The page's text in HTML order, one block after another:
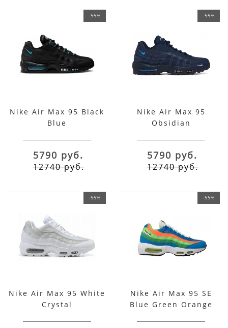
-55%
Nike Air Max 95 Black
Blue
5790 руб.
12740 руб.
-55%
Nike Air Max 95
Obsidian
5790 руб.
12740 руб.
-55%
Nike Air Max 95 White
Crystal
-55%
Nike Air Max 95 SE
Blue Green Orange